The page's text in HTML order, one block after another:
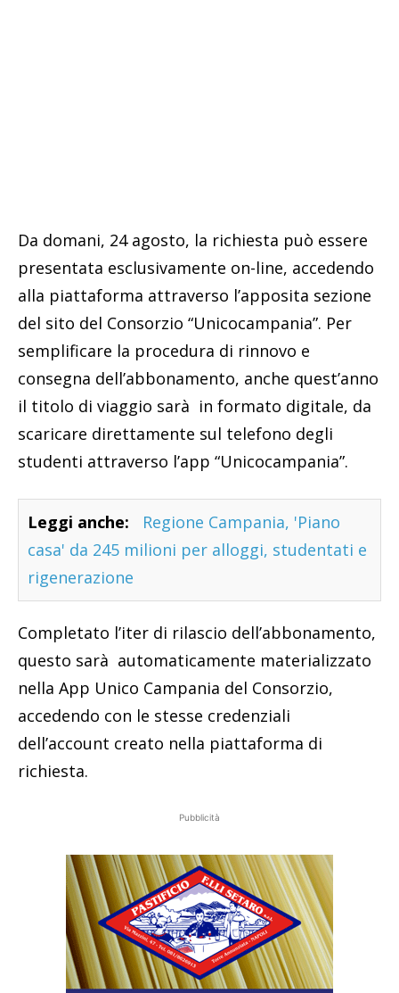
Da domani, 24 agosto, la richiesta può essere
presentata esclusivamente on-line, accedendo
alla piattaforma attraverso l’apposita sezione
del sito del Consorzio “Unicocampania”. Per
semplificare la procedura di rinnovo e
consegna dell’abbonamento, anche quest’anno
il titolo di viaggio sarà in formato digitale, da
scaricare direttamente sul telefono degli
studenti attraverso l’app “Unicocampania”.
Leggi anche:
Regione Campania, 'Piano
casa' da 245 milioni per alloggi, studentati e
rigenerazione
Completato l’iter di rilascio dell’abbonamento,
questo sarà automaticamente materializzato
nella App Unico Campania del Consorzio,
accedendo con le stesse credenziali
dell’account creato nella piattaforma di
richiesta.
Pubblicità